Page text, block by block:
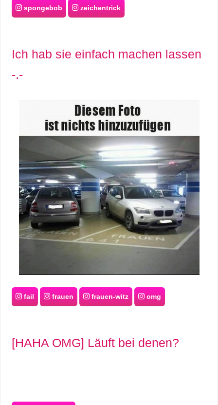
spongebob zeichentrick
Ich hab sie einfach machen lassen
-.-
fail frauen frauen-witz omg
[HAHA OMG] Läuft bei denen?